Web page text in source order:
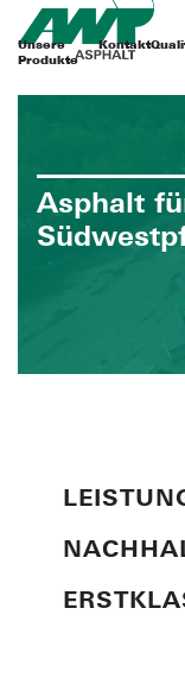
Unsere
Produkte
Kontakt
Asphalt